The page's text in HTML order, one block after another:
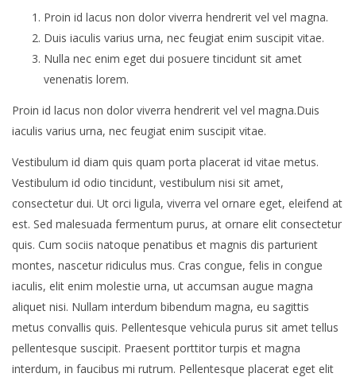
Proin id lacus non dolor viverra hendrerit vel vel magna.
Duis iaculis varius urna, nec feugiat enim suscipit vitae.
Nulla nec enim eget dui posuere tincidunt sit amet
venenatis lorem.
Proin id lacus non dolor viverra hendrerit vel vel magna.Duis
iaculis varius urna, nec feugiat enim suscipit vitae.
Vestibulum id diam quis quam porta placerat id vitae metus.
Vestibulum id odio tincidunt, vestibulum nisi sit amet,
consectetur dui. Ut orci ligula, viverra vel ornare eget, eleifend at
est. Sed malesuada fermentum purus, at ornare elit consectetur
quis. Cum sociis natoque penatibus et magnis dis parturient
montes, nascetur ridiculus mus. Cras congue, felis in congue
iaculis, elit enim molestie urna, ut accumsan augue magna
aliquet nisi. Nullam interdum bibendum magna, eu sagittis
metus convallis quis. Pellentesque vehicula purus sit amet tellus
pellentesque suscipit. Praesent porttitor turpis et magna
interdum, in faucibus mi rutrum. Pellentesque placerat eget elit